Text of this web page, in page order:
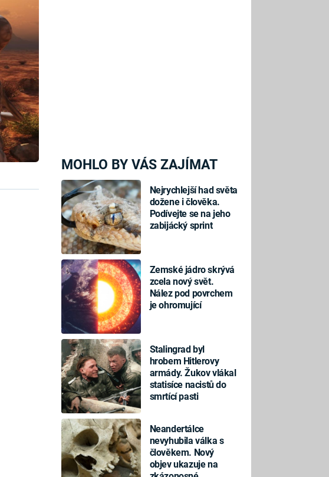
MOHLO BY VÁS ZAJÍMAT
Nejrychlejší had světa
dožene i člověka.
Podívejte se na jeho
zabijácký sprint
Zemské jádro skrývá
zcela nový svět.
Nález pod povrchem
je ohromující
Stalingrad byl
hrobem Hitlerovy
armády. Žukov vlákal
statisíce nacistů do
smrtící pasti
Neandertálce
nevyhubila válka s
člověkem. Nový
objev ukazuje na